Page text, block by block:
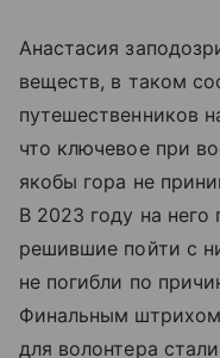
Анастасия
веществ, в таком
путешественников
что ключевое при
якобы гора не
В 2023 году на него
решившие пойти с
не погибли по
Финальным штрихом
для волонтера